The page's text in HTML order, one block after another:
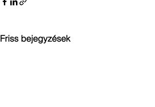
Friss bejegyzések